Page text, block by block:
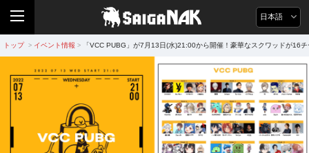
日本語
トップ > イベント情報 > 「VCC PUBG」が7月13日(水)21:00から開催！豪華なスクワッドが16